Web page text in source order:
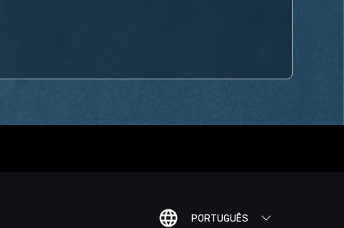
PORTUGUÊS